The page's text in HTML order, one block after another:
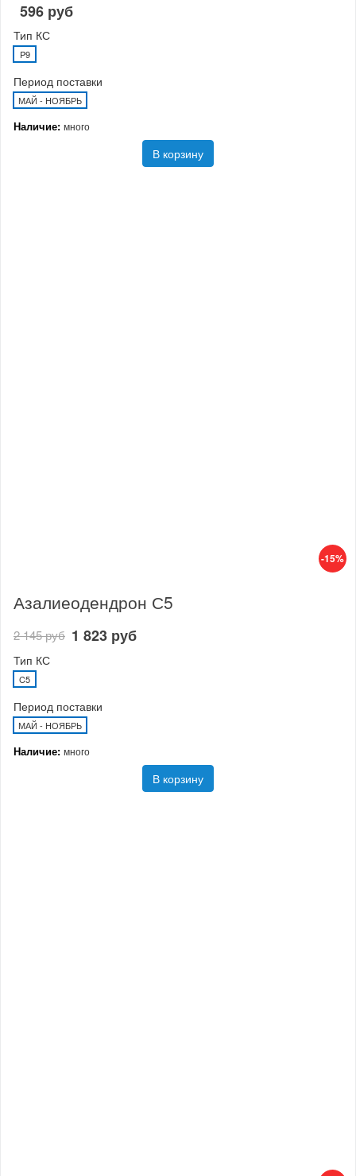
596 руб
Тип КС
P9
Период поставки
МАЙ - НОЯБРЬ
Наличие: много
В корзину
-15%
Азалиеодендрон С5
2 145 руб 1 823 руб
Тип КС
C5
Период поставки
МАЙ - НОЯБРЬ
Наличие: много
В корзину